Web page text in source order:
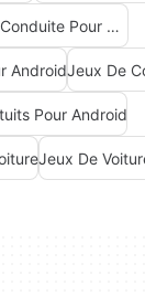
Jeux De Simulateur De Conduite Pour Android
AndroidJeux De
Pour Android
Jeux De